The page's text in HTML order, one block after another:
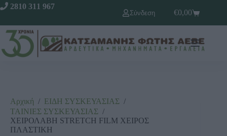
2810 311 967
Σύνδεση
€0,00
Αρχική / ΕΙΔΗ ΣΥΣΚΕΥΑΣΙΑΣ /
ΤΑΙΝΙΕΣ ΣΥΣΚΕΥΑΣΙΑΣ /
ΧΕΙΡΟΛΑΒΗ STRETCH FILM ΧΕΙΡΟΣ
ΠΛΑΣΤΙΚΗ